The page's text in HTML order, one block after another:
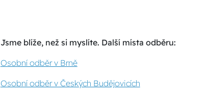
Jsme blíže, než si myslíte. Další místa odběru:
Osobní odběr v Brně
Osobní odběr v Českých Budějovicích